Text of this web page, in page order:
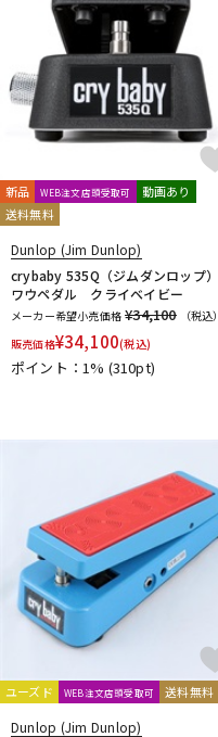
新品 WEB注文店頭受取可
動画あり
送料無料
Dunlop (Jim Dunlop)
crybaby 535Q（ジムダンロップ）
ワウペダル クライベイビー
メーカー希望小売価格 ¥34,100
（税込）
販売価格¥34,100(税込)
ポイント：1% (310pt)
ユーズド WEB注文店頭受取可 送料無料
Dunlop (Jim Dunlop)